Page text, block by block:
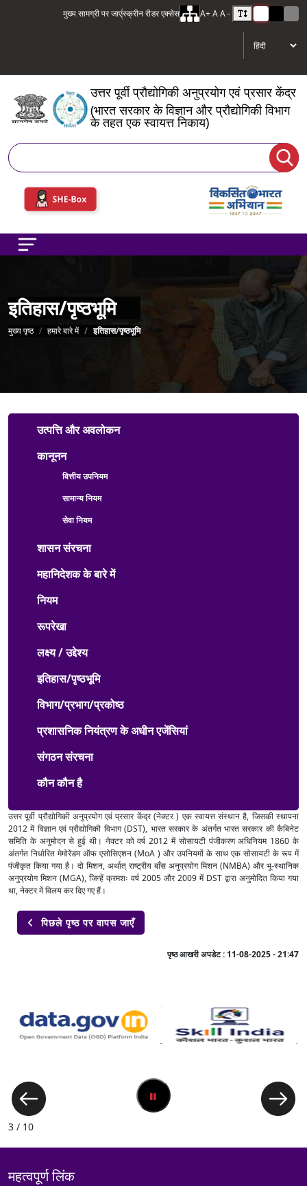
मुख्य सामग्री पर जाएंस्क्रीन रीडर एक्सेस A+AA -
उत्तर पूर्वी प्रौद्योगिकी अनुप्रयोग एवं प्रसार केंद्र
(भारत सरकार के विज्ञान और प्रौद्योगिकी विभाग
के तहत एक स्वायत्त निकाय)
खोज
इतिहास/पृष्ठभूमि
पग चिन्ह
मुख्य पृष्ठ हमारे बारे में इतिहास/पृष्ठभूमि
About Us Menu
उत्पत्ति और अवलोकन
कानूनन
वित्तीय उपनियम
सामान्य नियम
सेवा नियम
शासन संरचना
महानिदेशक के बारे में
नियम
रूपरेखा
लक्ष्य / उद्देश्य
इतिहास/पृष्ठभूमि
विभाग/प्रभाग/प्रकोष्ठ
प्रशासनिक नियंत्रण के अधीन एजेंसियां
संगठन संरचना
कौन कौन है
उत्तर पूर्वी प्रौद्योगिकी अनुप्रयोग एवं प्रसार केंद्र (नेक्टर ) एक स्वायत्त संस्थान है, जिसकी स्थापना
2012 में विज्ञान एवं प्रौद्योगिकी विभाग (DST), भारत सरकार के अंतर्गत भारत सरकार की कैबिनेट
समिति के अनुमोदन से हुई थी। नेक्टर को वर्ष 2012 में सोसायटी पंजीकरण अधिनियम 1860 के
अंतर्गत निर्धारित मेमोरेंडम ऑफ एसोसिएशन (MoA ) और उपनियमों के साथ एक सोसायटी के रूप में
पंजीकृत किया गया है। दो मिशन, अर्थात् राष्ट्रीय बाँस अनुप्रयोग मिशन (NMBA) और भू-स्थानिक
अनुप्रयोग मिशन (MGA), जिन्हें क्रमशः वर्ष 2005 और 2009 में DST द्वारा अनुमोदित किया गया
था, नेक्टर में विलय कर दिए गए हैं।
 पिछले पृष्ठ पर वापस जाएँ
पृष्ठ आखरी अपडेट : 11-08-2025 - 21:47
3 / 10
महत्वपूर्ण लिंक